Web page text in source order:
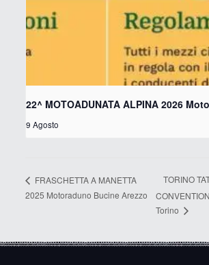
22^ MOTOADUNATA ALPINA 2026
9 Agosto
FRASCHETTA A MANETTA
2025 Motoraduno Bucine Arezzo
TORINO
Torino